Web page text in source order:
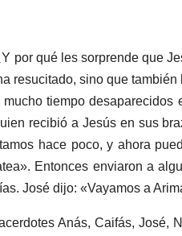
por qué les sorprende que
resucitado, sino que
tiempo
recibió a Jesús en sus
hace poco, y ahora
Entonces enviaron a
José dijo: «Vayamos a
Anás, Caifás, José,